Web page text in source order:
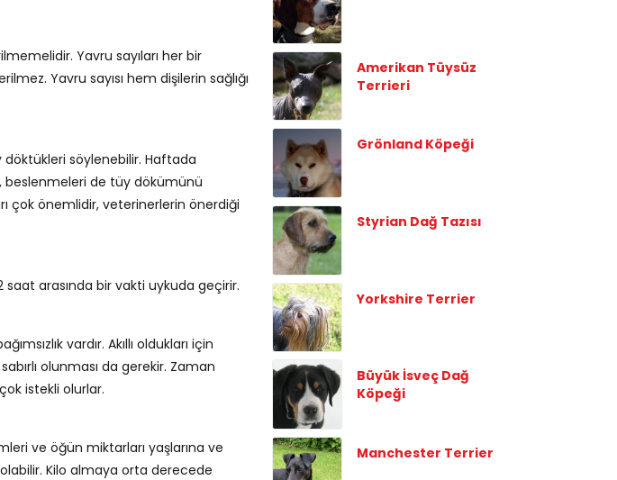
Yavru sayıları her bir
Yavru sayısı hem dişilerin sağlığı
döktükleri söylenebilir. Haftada
beslenmeleri de tüy dökümünü
çok önemlidir, veterinerlerin önerdiği
saat arasında bir vakti uykuda geçirir.
vardır. Akıllı oldukları için
olunması da gerekir. Zaman
istekli olurlar.
ve öğün miktarları yaşlarına ve
Kilo almaya orta derecede
Amerikan Tüysüz
Terrieri
Grönland Köpeği
Styrian Dağ Tazısı
Yorkshire Terrier
Büyük İsveç Dağ
Köpeği
Manchester Terrier